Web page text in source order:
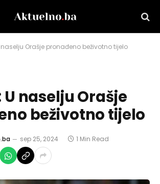
naselju Orašje pronađeno beživotno tijelo
U naselju Orašje
beživotno tijelo
sep 25, 2024 1 Min Read